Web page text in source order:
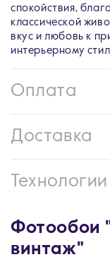
спокойствия,
классической
вкус и любовь к
интерьерному
Оплата
Доставка
Технологии
Фотообои
винтаж"